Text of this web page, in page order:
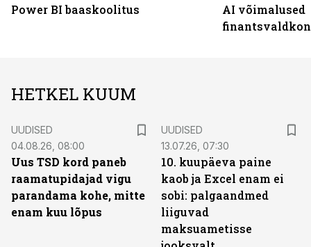
Power BI baaskoolitus
AI võimalused
HETKEL KUUM
UUDISED
04.08.26, 08:00
Uus TSD kord paneb
raamatupidajad vigu
parandama kohe, mitte
enam kuu lõpus
UUDISED
13.07.26, 07:30
10. kuupäeva paine
kaob ja Excel enam ei
sobi: palgaandmed
liiguvad
maksuametisse